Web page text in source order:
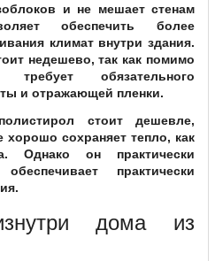
и не мешает стенам
обеспечить более
климат внутри здания.
недешево, так как помимо
требует обязательного
и отражающей пленки.
стоит дешевле,
хорошо сохраняет тепло, как
Однако он практически
практически
дома из